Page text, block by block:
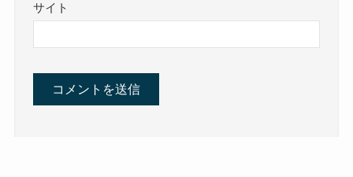
サイト